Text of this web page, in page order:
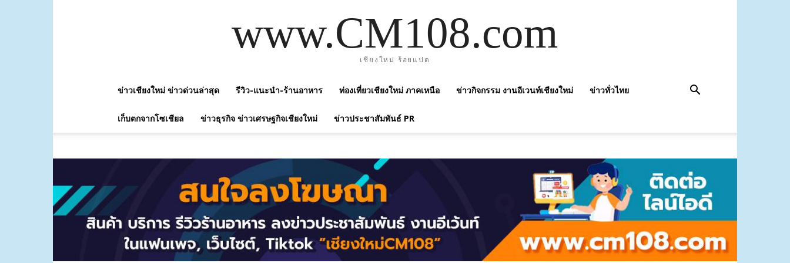
www.CM108.com
เชียงใหม่ ร้อยแปด
ข่าวเชียงใหม่ ข่าวด่วนล่าสุด รีวิว-แนะนำ-ร้านอาหาร ท่องเที่ยวเชียงใหม่ ภาคเหนือ ข่าวกิจกรรม งานอีเวนท์เชียงใหม่ ข่าวทั่วไทย
เก็บตกจากโซเชียล ข่าวธุรกิจ ข่าวเศรษฐกิจเชียงใหม่ ข่าวประชาสัมพันธ์ PR